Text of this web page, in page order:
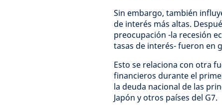
Sin embargo, también
de interés más altas.
preocupación -la recesión
tasas de interés- fueron en
Esto se relaciona con otra
financieros durante el
la deuda nacional de las
Japón y otros países del G7.